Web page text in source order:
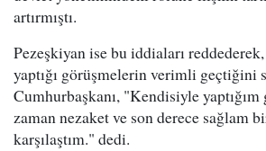
artırmıştı.
Pezeşkiyan ise bu iddiaları
yaptığı görüşmelerin verimli geçtiğini
Cumhurbaşkanı, "Kendisiyle
zaman nezaket ve son derece sağlam
karşılaştım." dedi.